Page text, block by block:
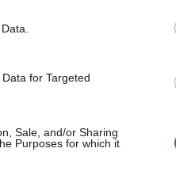
for Targeted
Sale, and/or Sharing
Purposes for which it
Εσκομπάρ
από τον
αναστέλλουν τις
από τον μεγαλύτερο
αβοκάντο του Μεξικού